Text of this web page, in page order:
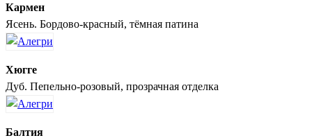
Кармен
Ясень. Бордово-красный, тёмная патина
Хюгге
Дуб. Пепельно-розовый, прозрачная отделка
Балтия